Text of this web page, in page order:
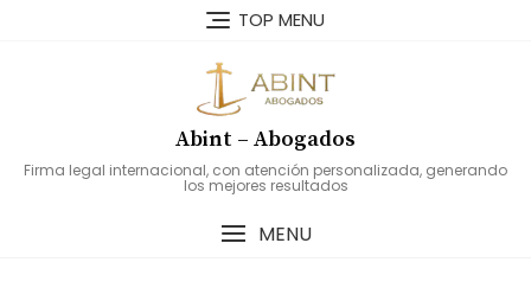
TOP MENU
Abint – Abogados
Firma legal internacional, con atención personalizada, generando
los mejores resultados
MENU